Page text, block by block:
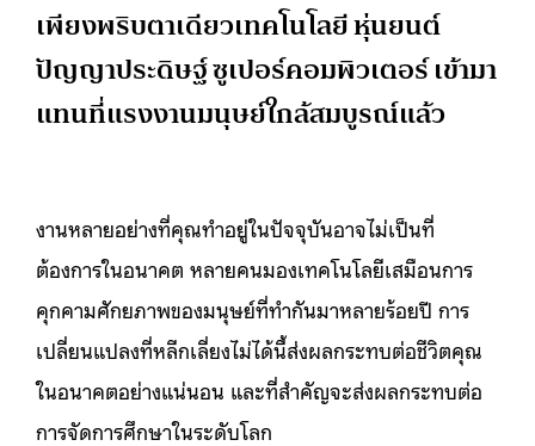
เพียงพริบตาเดียวเทคโนโลยี หุ่นยนต์
ปัญญาประดิษฐ์ ซูเปอร์คอมพิวเตอร์ เข้ามา
แทนที่แรงงานมนุษย์ใกล้สมบูรณ์แล้ว
งานหลายอย่างที่คุณทำอยู่ในปัจจุบันอาจไม่เป็นที่
ต้องการในอนาคต หลายคนมองเทคโนโลยีเสมือนการ
คุกคามศักยภาพของมนุษย์ที่ทำกันมาหลายร้อยปี การ
เปลี่ยนแปลงที่หลีกเลี่ยงไม่ได้นี้ส่งผลกระทบต่อชีวิตคุณ
ในอนาคตอย่างแน่นอน และที่สำคัญจะส่งผลกระทบต่อ
การจัดการศึกษาในระดับโลก